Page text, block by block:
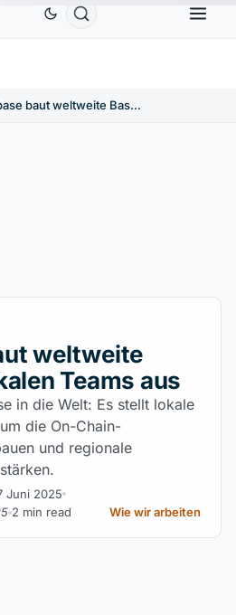
USDT0,9991 $ BNB586,64
Coinbase baut weltweite Basis mit lokalen Teams aus
weltweite
Teams aus
in die Welt: Es stellt lokale
die On-Chain-
und regionale
Juni 2025
2 min read Wie wir arbeiten